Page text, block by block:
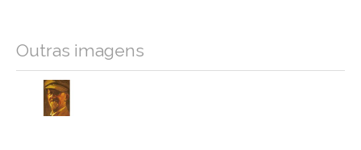
Outras imagens